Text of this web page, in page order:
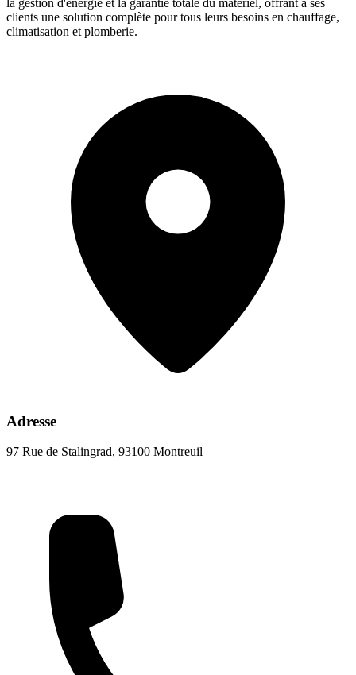
clients une solution complète pour tous leurs besoins en chauffage,
climatisation et plomberie.
Adresse
97 Rue de Stalingrad, 93100 Montreuil